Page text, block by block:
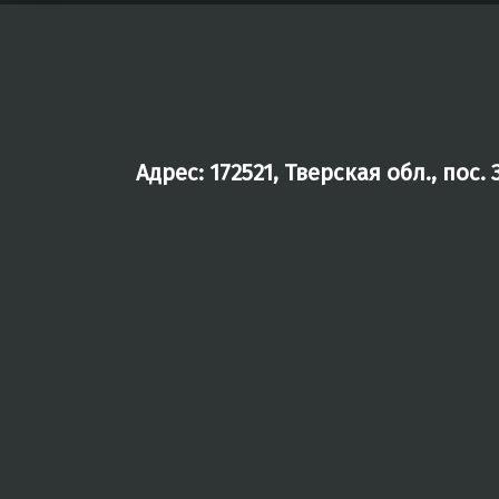
Адрес: 172521, Тверская обл.,